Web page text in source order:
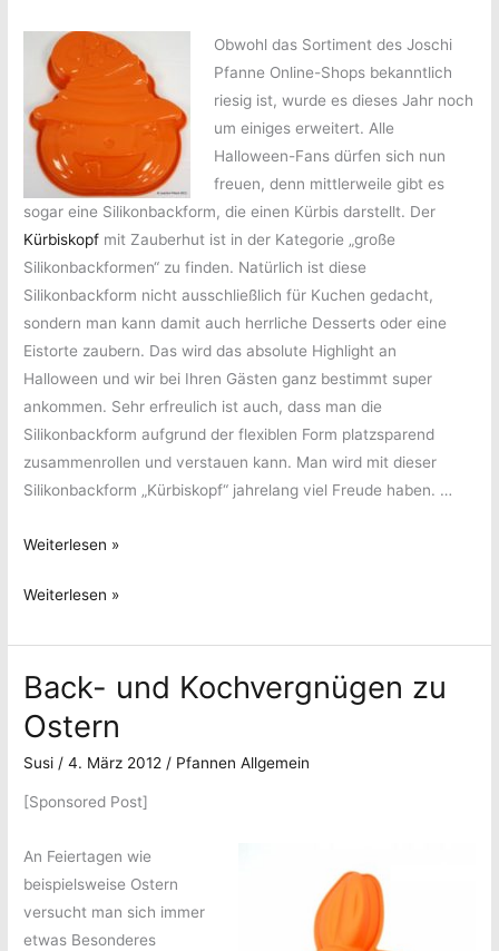
online
Shop
sind
online
Obwohl das Sortiment des Joschi
Pfanne Online-Shops bekanntlich
riesig ist, wurde es dieses Jahr noch
um einiges erweitert. Alle
Halloween-Fans dürfen sich nun
freuen, denn mittlerweile gibt es
sogar eine Silikonbackform, die einen Kürbis darstellt. Der
Kürbiskopf mit Zauberhut ist in der Kategorie „große
Silikonbackformen“ zu finden. Natürlich ist diese
Silikonbackform nicht ausschließlich für Kuchen gedacht,
sondern man kann damit auch herrliche Desserts oder eine
Eistorte zaubern. Das wird das absolute Highlight an
Halloween und wir bei Ihren Gästen ganz bestimmt super
ankommen. Sehr erfreulich ist auch, dass man die
Silikonbackform aufgrund der flexiblen Form platzsparend
zusammenrollen und verstauen kann. Man wird mit dieser
Silikonbackform „Kürbiskopf“ jahrelang viel Freude haben. …
Backen
Halloween
Weiterlesen »
Backen
Halloween
Weiterlesen »
Back- und Kochvergnügen zu
Ostern
Susi /4. März 2012 / Pfannen Allgemein
[Sponsored Post]
An Feiertagen wie
beispielsweise Ostern
versucht man sich immer
etwas Besonderes